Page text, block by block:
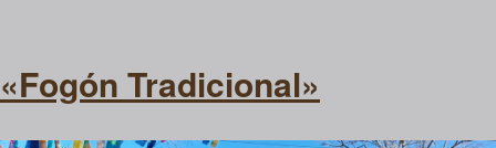
«Fogón Tradicional»